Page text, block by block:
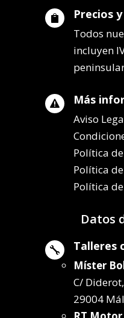
 Precios
Todos
incluyen
 Más
Aviso
Política
Política
Política
Datos
 Talleres
Míster
C/
29004